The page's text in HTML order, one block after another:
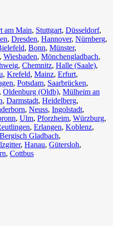
am Main, Stuttgart, Düsseldorf,
, Dresden, Hannover, Nürnberg,
, Bonn⁠, Münster⁠,
, Wiesbaden⁠, Mönchengladbach⁠,
, Chemnitz⁠, Halle (Saale)⁠,
⁠, Krefeld⁠, Mainz⁠, Erfurt,
, Potsdam, Saarbrücken⁠,
⁠, Oldenburg (Oldb), Mülheim an
, Darmstadt⁠, Heidelberg,
, Neuss, Ingolstadt,
, Ulm⁠, Pforzheim, Würzburg,
, Erlangen⁠, Koblenz,
Bergisch Gladbach,
, Hanau, Gütersloh,
, Cottbus⁠